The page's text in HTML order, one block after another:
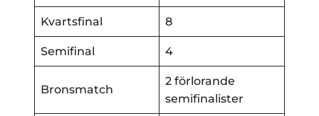
Kvartsfinal 8
Semifinal 4
Bronsmatch
2 förlorande
semifinalister